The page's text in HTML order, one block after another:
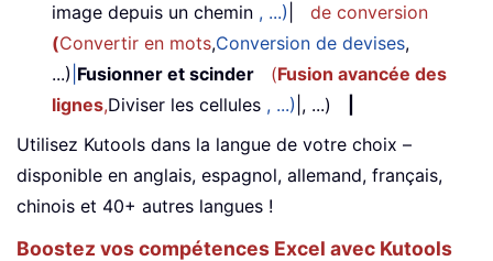
image depuis un chemin , ...)
de conversion
(Convertir en mots,Conversion de devises,
...) Fusionner et scinder (Fusion avancée des
lignes,Diviser les cellules , ...) |, ...)
Utilisez Kutools dans la langue de votre choix –
disponible en anglais, espagnol, allemand, français,
chinois et 40+ autres langues !
Boostez vos compétences Excel avec Kutools